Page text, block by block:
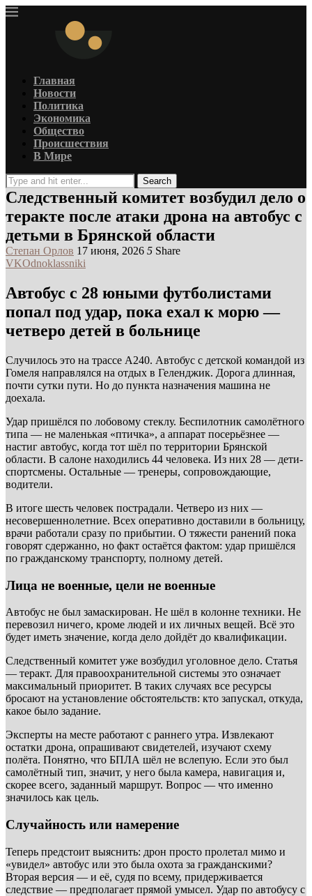
Главная
Новости
Политика
Экономика
Общество
Происшествия
В Мире
Search
Следственный комитет возбудил дело о
теракте после атаки дрона на автобус с
детьми в Брянской области
Степан Орлов 17 июня, 2026 5 Share
VKOdnoklassniki
Автобус с 28 юными футболистами
попал под удар, пока ехал к морю —
четверо детей в больнице
Случилось это на трассе А240. Автобус с детской командой из
Гомеля направлялся на отдых в Геленджик. Дорога длинная,
почти сутки пути. Но до пункта назначения машина не
доехала.
Удар пришёлся по лобовому стеклу. Беспилотник самолётного
типа — не маленькая «птичка», а аппарат посерьёзнее —
настиг автобус, когда тот шёл по территории Брянской
области. В салоне находились 44 человека. Из них 28 — дети-
спортсмены. Остальные — тренеры, сопровождающие,
водители.
В итоге шесть человек пострадали. Четверо из них —
несовершеннолетние. Всех оперативно доставили в больницу,
врачи работали сразу по прибытии. О тяжести ранений пока
говорят сдержанно, но факт остаётся фактом: удар пришёлся
по гражданскому транспорту, полному детей.
Лица не военные, цели не военные
Автобус не был замаскирован. Не шёл в колонне техники. Не
перевозил ничего, кроме людей и их личных вещей. Всё это
будет иметь значение, когда дело дойдёт до квалификации.
Следственный комитет уже возбудил уголовное дело. Статья
— теракт. Для правоохранительной системы это означает
максимальный приоритет. В таких случаях все ресурсы
бросают на установление обстоятельств: кто запускал, откуда,
какое было задание.
Эксперты на месте работают с раннего утра. Извлекают
остатки дрона, опрашивают свидетелей, изучают схему
полёта. Понятно, что БПЛА шёл не вслепую. Если это был
самолётный тип, значит, у него была камера, навигация и,
скорее всего, заданный маршрут. Вопрос — что именно
значилось как цель.
Случайность или намерение
Теперь предстоит выяснить: дрон просто пролетал мимо и
«увидел» автобус или это была охота за гражданскими?
Вторая версия — и её, судя по всему, придерживается
следствие — предполагает прямой умысел. Удар по автобусу с